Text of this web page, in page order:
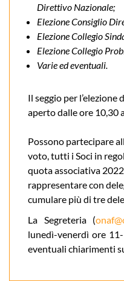
Direttivo Nazionale;
Elezione Consiglio
Elezione Collegio
Elezione Collegio
Varie ed eventuali.
Il seggio per
aperto dalle ore 10,30
Possono partecipare
voto, tutti i Soci in
quota associativa
rappresentare con
cumulare più di tre
La Segreteria (
lunedì-venerdì ore
eventuali chiarimenti